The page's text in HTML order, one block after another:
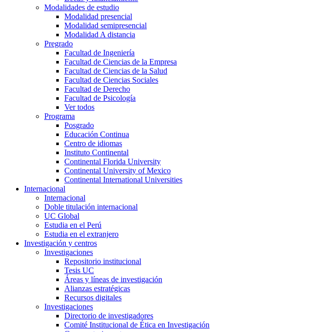
Modalidades de estudio
Modalidad presencial
Modalidad semipresencial
Modalidad A distancia
Pregrado
Facultad de Ingeniería
Facultad de Ciencias de la Empresa
Facultad de Ciencias de la Salud
Facultad de Ciencias Sociales
Facultad de Derecho
Facultad de Psicología
Ver todos
Programa
Posgrado
Educación Continua
Centro de idiomas
Instituto Continental
Continental Florida University
Continental University of Mexico
Continental International Universities
Internacional
Internacional
Doble titulación internacional
UC Global
Estudia en el Perú
Estudia en el extranjero
Investigación y centros
Investigaciones
Repositorio institucional
Tesis UC
Áreas y líneas de investigación
Alianzas estratégicas
Recursos digitales
Investigaciones
Directorio de investigadores
Comité Institucional de Ética en Investigación